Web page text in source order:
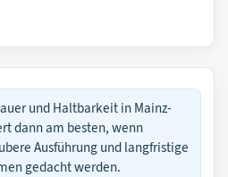
und Haltbarkeit in Mainz-
dann am besten, wenn
Ausführung und langfristige
gedacht werden.